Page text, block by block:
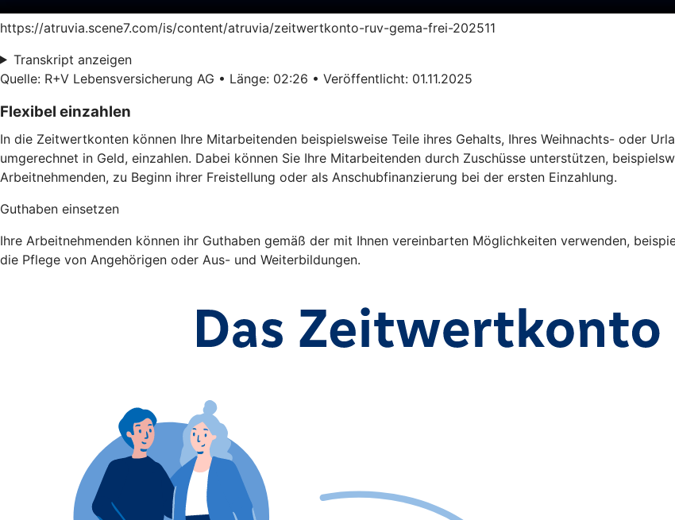
https://atruvia.scene7.com/is/content/atruvia/zeitwertkonto-ruv-gema-frei-202511
Transkript anzeigen
Quelle: R+V Lebensversicherung AG • Länge: 02:26 • Veröffentlicht: 01.11.2025
Flexibel einzahlen
In die Zeitwertkonten können Ihre Mitarbeitenden beispielsweise Teile ihres Gehalts, Ihres Weihnachts- oder
umgerechnet in Geld, einzahlen. Dabei können Sie Ihre Mitarbeitenden durch Zuschüsse unterstützen,
Arbeitnehmenden, zu Beginn ihrer Freistellung oder als Anschubfinanzierung bei der ersten Einzahlung.
Guthaben einsetzen
Ihre Arbeitnehmenden können ihr Guthaben gemäß der mit Ihnen vereinbarten Möglichkeiten verwenden,
die Pflege von Angehörigen oder Aus- und Weiterbildungen.